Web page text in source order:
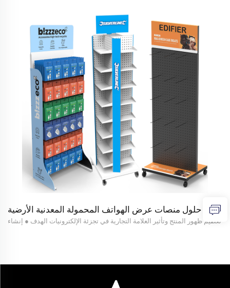
حلول منصات عرض الهواتف المحمولة المعدنية الأرضية
تعظيم ظهور المنتج وتأثير العلامة التجارية في تجزئة الإلكترونيات الهدف ● إنشاء